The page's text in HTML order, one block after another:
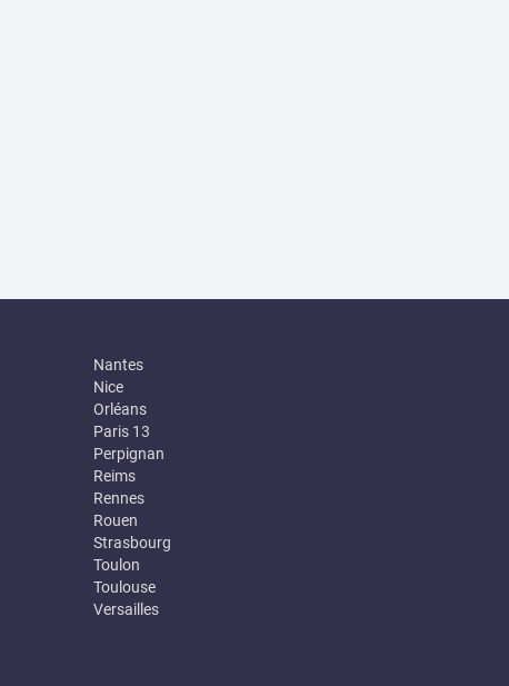
Nantes
Nice
Orléans
Paris 13
Perpignan
Reims
Rennes
Rouen
Strasbourg
Toulon
Toulouse
Versailles